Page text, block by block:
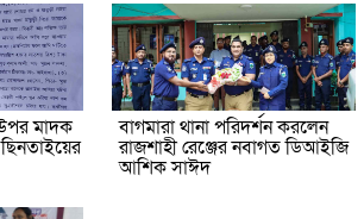
উপর মাদক বাগমারা থানা পরিদর্শন করলেন
রাজশাহী রেঞ্জের নবাগত ডিআইজি
আশিক সাঈদ